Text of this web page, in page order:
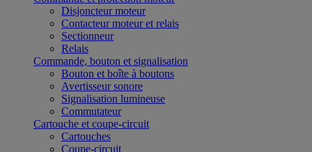
Disjoncteur moteur
Contacteur moteur et relais
Sectionneur
Relais
Commande, bouton et signalisation
Bouton et boîte à boutons
Avertisseur sonore
Signalisation lumineuse
Commutateur
Cartouche et coupe-circuit
Cartouches
Coupe-circuit